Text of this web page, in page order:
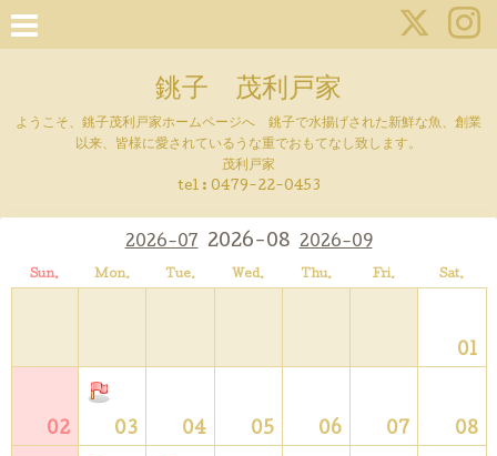
銚子 茂利戸家
ようこそ、銚子茂利戸家ホームページへ 銚子で水揚げされた新鮮な魚、創業
以来、皆様に愛されているうな重でおもてなし致します。
茂利戸家
tel : 0479-22-0453
2026-07 2026-08 2026-09
Sun. Mon. Tue. Wed. Thu. Fri. Sat.
01
02 03 04 05 06 07 08